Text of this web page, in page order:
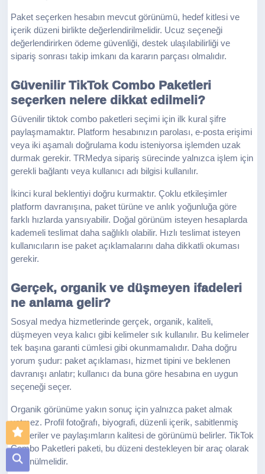
Paket seçerken hesabın mevcut görünümü, hedef kitlesi ve
içerik düzeni birlikte değerlendirilmelidir. Ucuz seçeneği
değerlendirirken ödeme güvenliği, destek ulaşılabilirliği ve
sipariş sonrası takip imkanı da kararın parçası olmalıdır.
Güvenilir TikTok Combo Paketleri
seçerken nelere dikkat edilmeli?
Güvenilir tiktok combo paketleri seçimi için ilk kural şifre
paylaşmamaktır. Platform hesabınızın parolası, e-posta erişimi
veya iki aşamalı doğrulama kodu isteniyorsa işlemden uzak
durmak gerekir. TRMedya sipariş sürecinde yalnızca işlem için
gerekli bağlantı veya kullanıcı adı bilgisi kullanılır.
İkinci kural beklentiyi doğru kurmaktır. Çoklu etkileşimler
platform davranışına, paket türüne ve anlık yoğunluğa göre
farklı hızlarda yansıyabilir. Doğal görünüm isteyen hesaplarda
kademeli teslimat daha sağlıklı olabilir. Hızlı teslimat isteyen
kullanıcıların ise paket açıklamalarını daha dikkatli okuması
gerekir.
Gerçek, organik ve düşmeyen ifadeleri
ne anlama gelir?
Sosyal medya hizmetlerinde gerçek, organik, kaliteli,
düşmeyen veya kalıcı gibi kelimeler sık kullanılır. Bu kelimeler
tek başına garanti cümlesi gibi okunmamalıdır. Daha doğru
yorum şudur: paket açıklaması, hizmet tipini ve beklenen
davranışı anlatır; kullanıcı da buna göre hesabına en uygun
seçeneği seçer.
Organik görünüme yakın sonuç için yalnızca paket almak
yetmez. Profil fotoğrafı, biyografi, düzenli içerik, sabitlenmiş
gönderiler ve paylaşımların kalitesi de görünümü belirler. TikTok
Combo Paketleri paketi, bu düzeni destekleyen bir araç olarak
düşünülmelidir.